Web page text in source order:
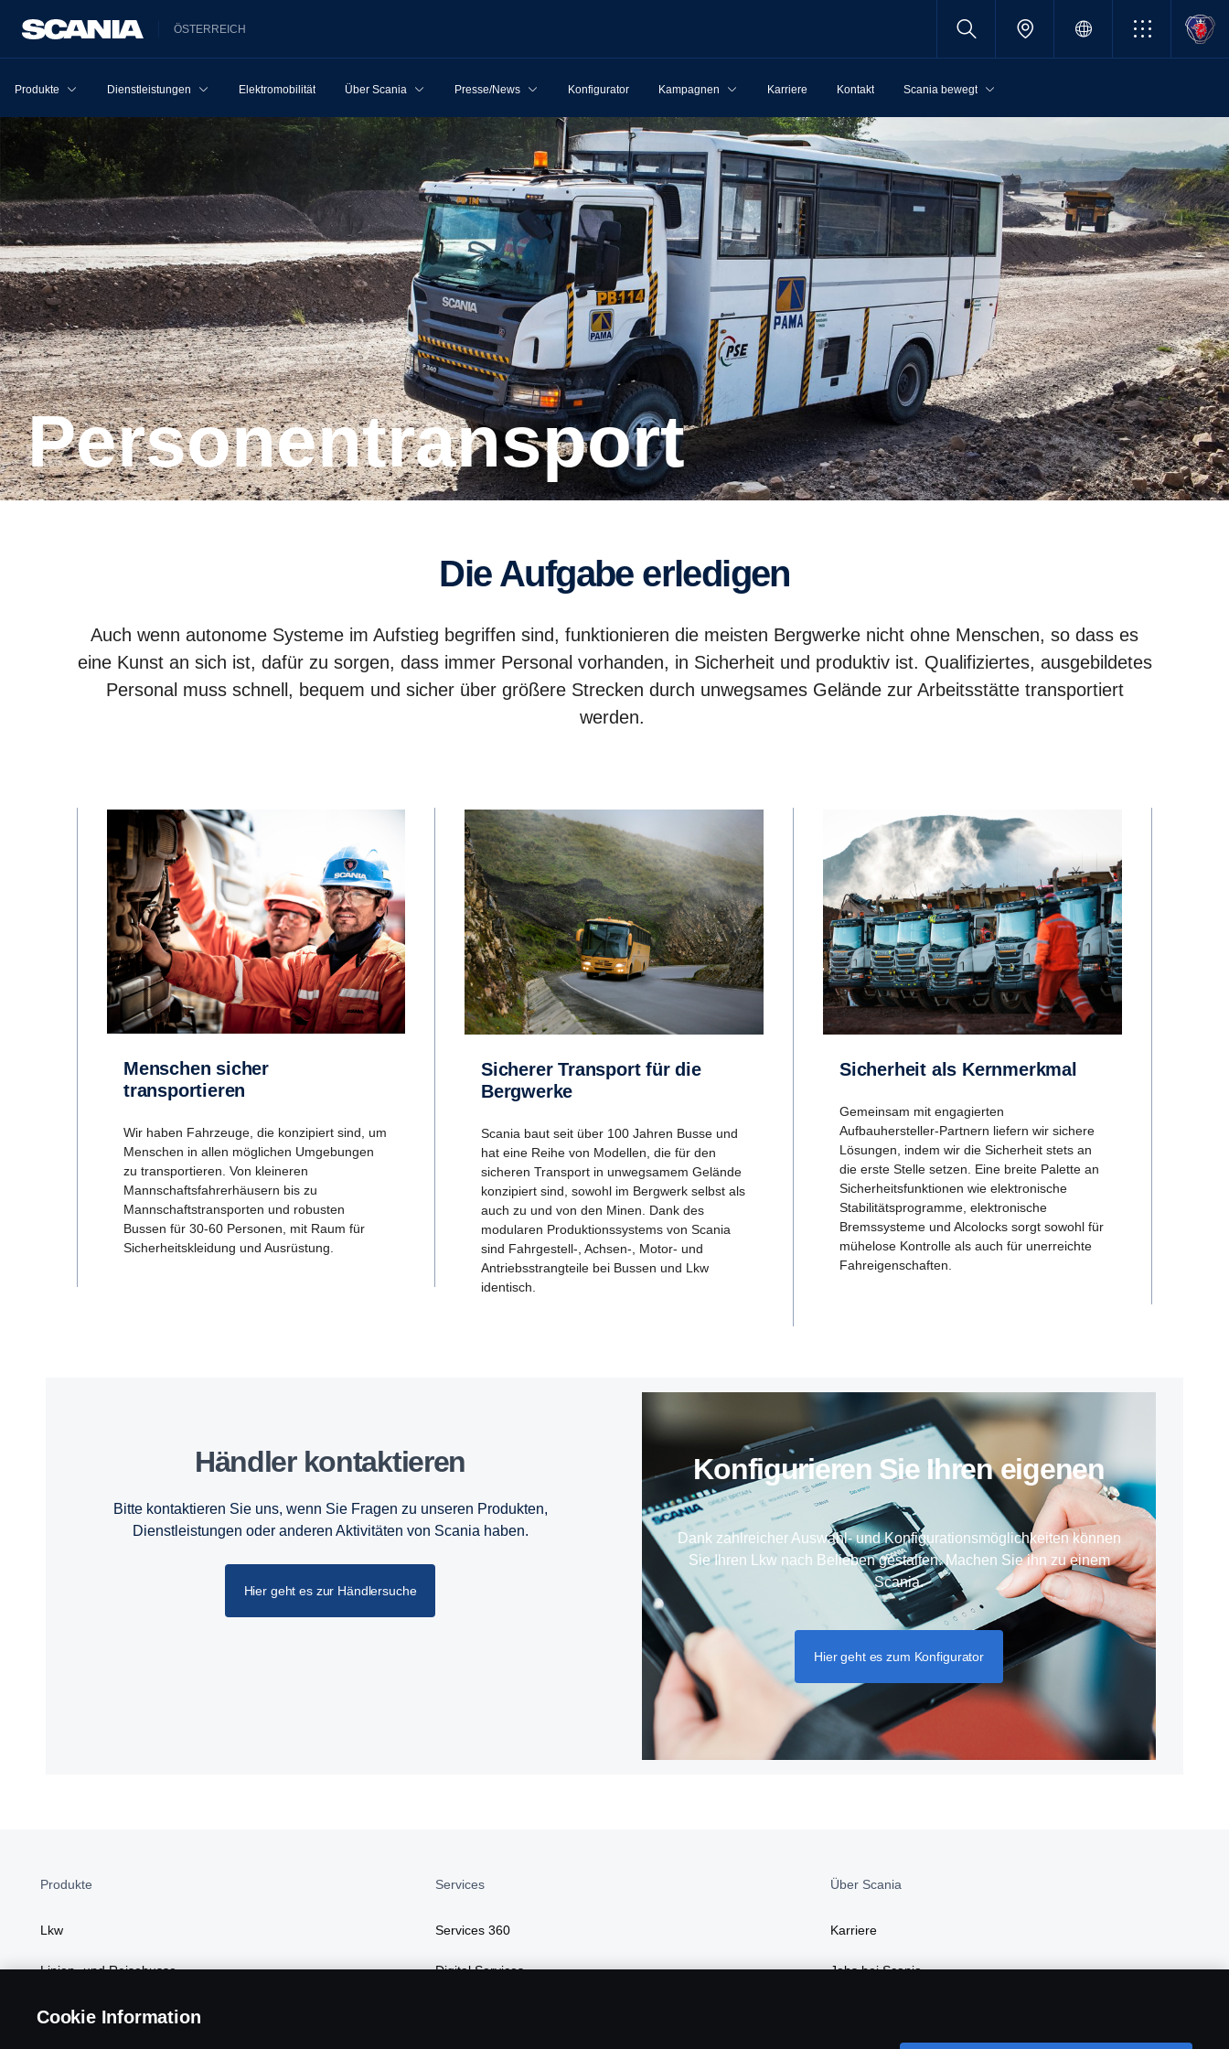
ÖSTERREICH
Produkte Dienstleistungen Elektromobilität Über Scania Presse/News Konfigurator Kampagnen Karriere Kontakt Scania bewegt
Personentransport
Die Aufgabe erledigen
Auch wenn autonome Systeme im Aufstieg begriffen sind, funktionieren die meisten Bergwerke nicht ohne Menschen, so dass es
eine Kunst an sich ist, dafür zu sorgen, dass immer Personal vorhanden, in Sicherheit und produktiv ist. Qualifiziertes, ausgebildetes
Personal muss schnell, bequem und sicher über größere Strecken durch unwegsames Gelände zur Arbeitsstätte transportiert
werden.
Menschen sicher
transportieren
Wir haben Fahrzeuge, die konzipiert sind, um
Menschen in allen möglichen Umgebungen
zu transportieren. Von kleineren
Mannschaftsfahrerhäusern bis zu
Mannschaftstransporten und robusten
Bussen für 30-60 Personen, mit Raum für
Sicherheitskleidung und Ausrüstung.
Sicherer Transport für die
Bergwerke
Scania baut seit über 100 Jahren Busse und
hat eine Reihe von Modellen, die für den
sicheren Transport in unwegsamem Gelände
konzipiert sind, sowohl im Bergwerk selbst als
auch zu und von den Minen. Dank des
modularen Produktionssystems von Scania
sind Fahrgestell-, Achsen-, Motor- und
Antriebsstrangteile bei Bussen und Lkw
identisch.
Sicherheit als Kernmerkmal
Gemeinsam mit engagierten
Aufbauhersteller-Partnern liefern wir sichere
Lösungen, indem wir die Sicherheit stets an
die erste Stelle setzen. Eine breite Palette an
Sicherheitsfunktionen wie elektronische
Stabilitätsprogramme, elektronische
Bremssysteme und Alcolocks sorgt sowohl für
mühelose Kontrolle als auch für unerreichte
Fahreigenschaften.
Händler kontaktieren
Bitte kontaktieren Sie uns, wenn Sie Fragen zu unseren Produkten,
Dienstleistungen oder anderen Aktivitäten von Scania haben.
Hier geht es zur Händlersuche
Konfigurieren Sie Ihren eigenen
Dank zahlreicher Auswahl- und Konfigurationsmöglichkeiten können
Sie Ihren Lkw nach Belieben gestalten. Machen Sie ihn zu einem
Scania.
Hier geht es zum Konfigurator
Produkte
Lkw
Linien- und Reisebusse
Power Solutions
Services
Services 360
Digital Services
Über Scania
Karriere
Jobs bei Scania
Cookie Information